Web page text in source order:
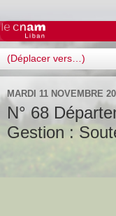
MARDI 11 NOVEMBRE
N° 68
Gestion :